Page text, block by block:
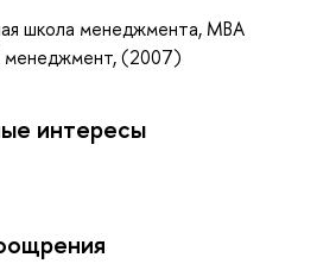
школа менеджмента, МВА
менеджмент, (2007)
интересы